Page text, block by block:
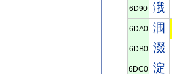
6D90 涐
6DA0 涠
6DB0 涰
6DC0 淀